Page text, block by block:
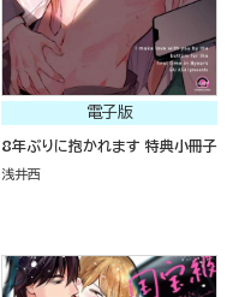
電子版
8年ぶりに抱かれます 特典小冊子
浅井西